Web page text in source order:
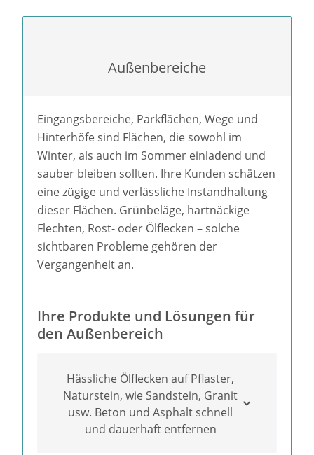
Außenbereiche
Eingangsbereiche, Parkflächen, Wege und
Hinterhöfe sind Flächen, die sowohl im
Winter, als auch im Sommer einladend und
sauber bleiben sollten. Ihre Kunden schätzen
eine zügige und verlässliche Instandhaltung
dieser Flächen. Grünbeläge, hartnäckige
Flechten, Rost- oder Ölflecken – solche
sichtbaren Probleme gehören der
Vergangenheit an.
Ihre Produkte und Lösungen für
den Außenbereich
Hässliche Ölflecken auf Pflaster,
Naturstein, wie Sandstein, Granit
usw. Beton und Asphalt schnell
und dauerhaft entfernen